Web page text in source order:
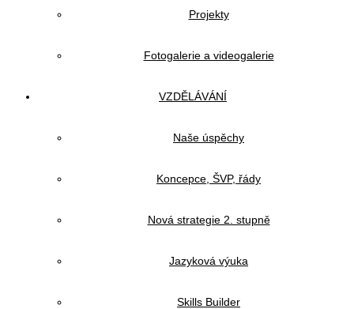
Projekty
Fotogalerie a videogalerie
VZDĚLÁVÁNÍ
Naše úspěchy
Koncepce, ŠVP, řády
Nová strategie 2. stupně
Jazyková výuka
Skills Builder